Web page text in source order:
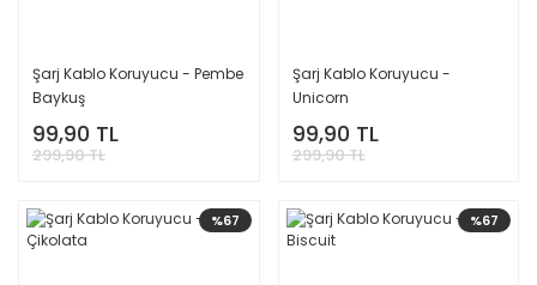
Şarj Kablo Koruyucu - Pembe
Baykuş
99,90 TL
299,90 TL
Şarj Kablo Koruyucu -
Unicorn
99,90 TL
299,90 TL
%67 %67